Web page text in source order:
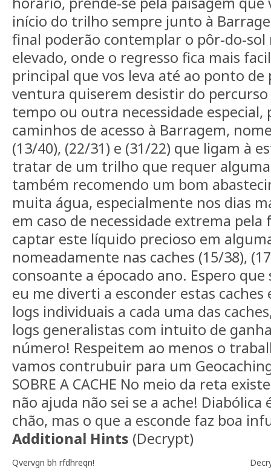
início do trilho sempre junto à
final poderão contemplar o pôr-do-
elevado, onde o regresso fica mais
principal que vos leva até ao ponto de
ventura quiserem desistir do
tempo ou outra necessidade
caminhos de acesso à Barragem,
(13/40), (22/31) e (31/22) que ligam à
tratar de um trilho que requer
também recomendo um bom
muita água, especialmente nos dias
em caso de necessidade extrema
captar este líquido precioso em
nomeadamente nas caches (15/38),
consoante a épocado ano. Espero
eu me diverti a esconder estas caches
logs individuais a cada uma das
logs generalistas com intuito de
número! Respeitem ao menos o
vamos contrubuir para um
SOBRE A CACHE No meio da reta
não ajuda não sei se a ache! Diabólica
chão, mas o que a esconde faz boa
Additional Hints (Decrypt)
Qvervgn bh rfdhreqn!